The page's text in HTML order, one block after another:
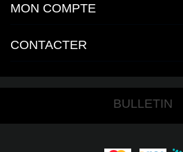
MON COMPTE
CONTACTER
BULLETIN